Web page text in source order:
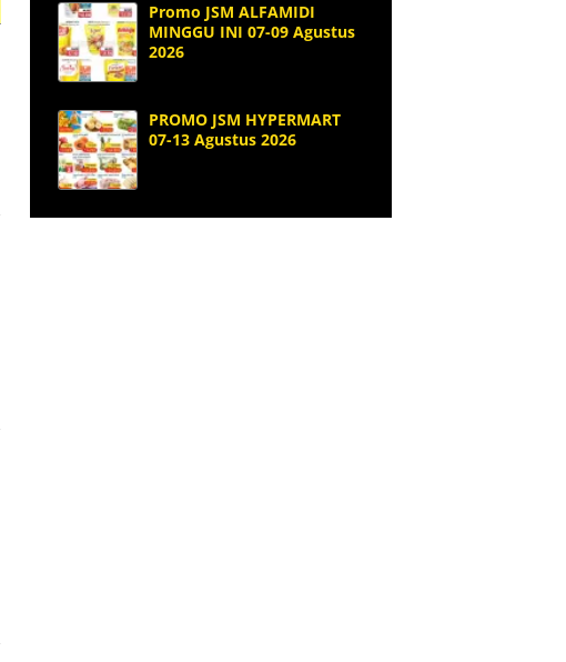
Promo JSM ALFAMIDI
MINGGU INI 07-09 Agustus
2026
PROMO JSM HYPERMART
07-13 Agustus 2026